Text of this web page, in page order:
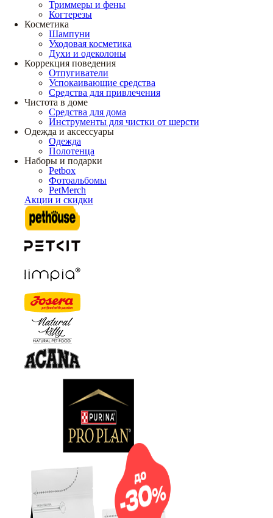
Триммеры и фены
Когтерезы
Косметика
Шампуни
Уходовая косметика
Духи и одеколоны
Коррекция поведения
Отпугиватели
Успокаивающие средства
Средства для привлечения
Чистота в доме
Средства для дома
Инструменты для чистки от шерсти
Одежда и аксессуары
Одежда
Полотенца
Наборы и подарки
Petbox
Фотоальбомы
PetMerch
Акции и скидки